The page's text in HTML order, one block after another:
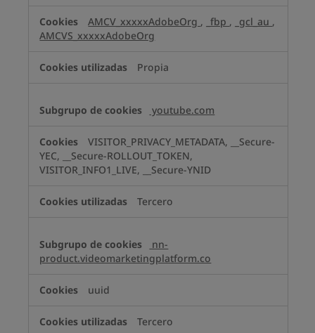
AMCV_xxxxxAdobeOrg , _fbp , _gcl_au ,
AMCVS_xxxxxAdobeOrg
Propia
youtube.com
VISITOR_PRIVACY_METADATA, __Secure-
YEC, __Secure-ROLLOUT_TOKEN,
VISITOR_INFO1_LIVE, __Secure-YNID
Tercero
nn-
product.videomarketingplatform.co
uuid
Tercero